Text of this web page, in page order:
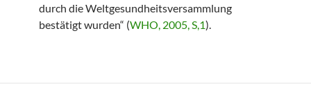
durch die Weltgesundheitsversammlung
bestätigt wurden“ (WHO, 2005, S,1).